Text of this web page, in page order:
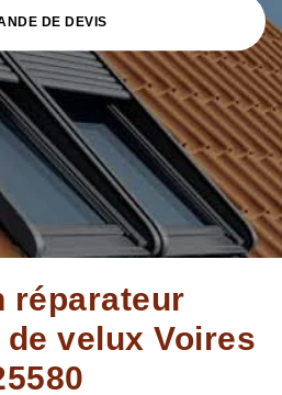
DE DEVIS
réparateur
velux Voires